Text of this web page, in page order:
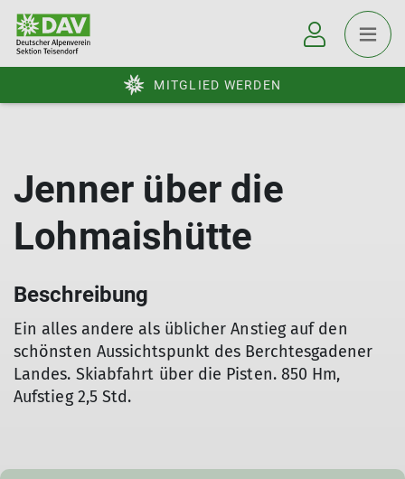
MITGLIED WERDEN
Jenner über die
Lohmaishütte
Beschreibung
Ein alles andere als üblicher Anstieg auf den
schönsten Aussichtspunkt des Berchtesgadener
Landes. Skiabfahrt über die Pisten. 850 Hm,
Aufstieg 2,5 Std.